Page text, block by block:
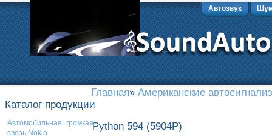
Автозвук
Каталог продукции
Автомобильная громкая
связь Nokia
Главная» Американские
Python 594 (5904P)